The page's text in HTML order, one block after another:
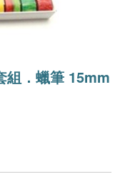
組．蠟筆 15mm